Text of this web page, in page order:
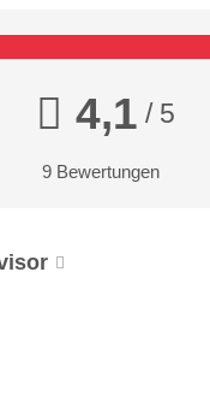
4,1 / 5
9 Bewertungen